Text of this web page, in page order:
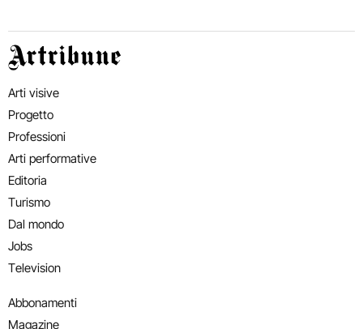
Artribune
Arti visive
Progetto
Professioni
Arti performative
Editoria
Turismo
Dal mondo
Jobs
Television
Abbonamenti
Magazine